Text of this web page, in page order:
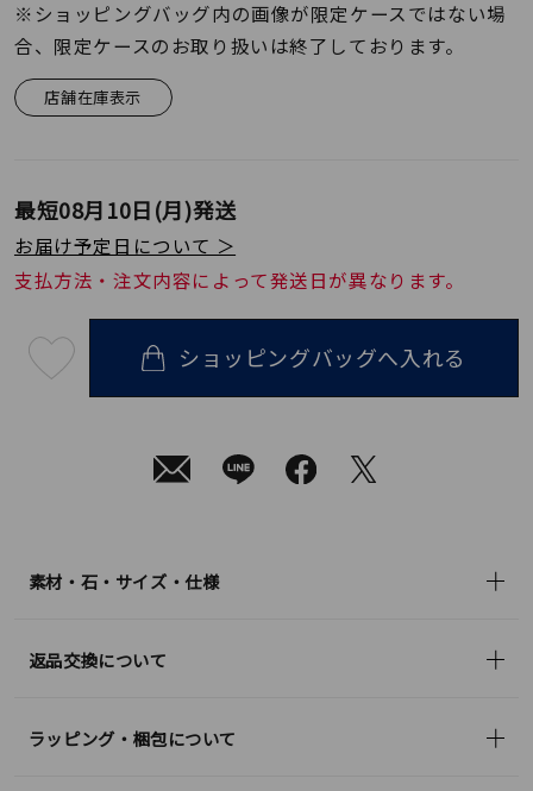
※ショッピングバッグ内の画像が限定ケースではない場
合、限定ケースのお取り扱いは終了しております。
店舗在庫表示
最短08月10日(月)発送
お届け予定日について ＞
支払方法・注文内容によって発送日が異なります。
08
ショッピングバッグへ入れる
素材・石・サイズ・仕様
返品交換について
ラッピング・梱包について